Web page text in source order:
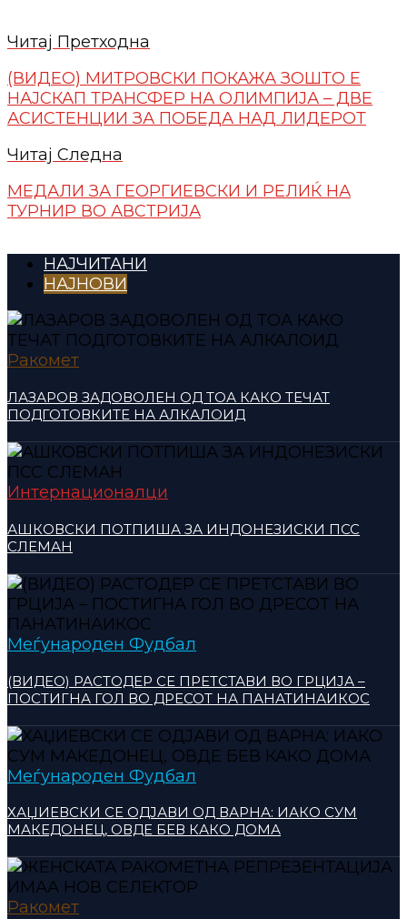
Читај Претходна
(ВИДЕО) МИТРОВСКИ ПОКАЖА ЗОШТО Е
НАЈСКАП ТРАНСФЕР НА ОЛИМПИЈА – ДВЕ
АСИСТЕНЦИИ ЗА ПОБЕДА НАД ЛИДЕРОТ
Читај Следна
МЕДАЛИ ЗА ГЕОРГИЕВСКИ И РЕЛИЌ НА
ТУРНИР ВО АВСТРИЈА
НАЈЧИТАНИ
НАЈНОВИ
Ракомет
ЛАЗАРОВ ЗАДОВОЛЕН ОД ТОА КАКО ТЕЧАТ
ПОДГОТОВКИТЕ НА АЛКАЛОИД
Интернационалци
АШКОВСКИ ПОТПИША ЗА ИНДОНЕЗИСКИ ПСС
СЛЕМАН
Меѓународен Фудбал
(ВИДЕО) РАСТОДЕР СЕ ПРЕТСТАВИ ВО ГРЦИЈА –
ПОСТИГНА ГОЛ ВО ДРЕСОТ НА ПАНАТИНАИКОС
Меѓународен Фудбал
ХАЏИЕВСКИ СЕ ОДЈАВИ ОД ВАРНА: ИАКО СУМ
МАКЕДОНЕЦ, ОВДЕ БЕВ КАКО ДОМА
Ракомет